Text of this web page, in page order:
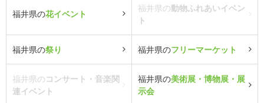
福井県の花イベント
福井県の動物ふれあいイベン
ト
福井県の祭り 福井県のフリーマーケット
福井県のコンサート・音楽関
連イベント
福井県の美術展・博物展・展
示会